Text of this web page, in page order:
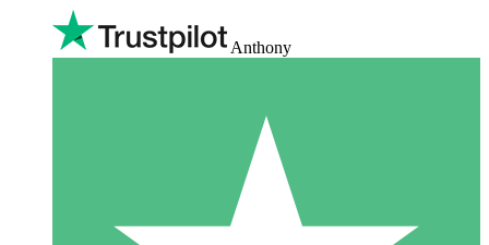
Anthony